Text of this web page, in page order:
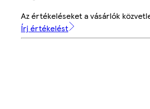
Az értékeléseket a vásárlók
Írj értékelést